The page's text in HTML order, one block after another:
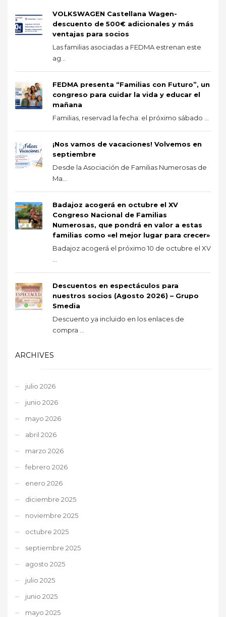
VOLKSWAGEN Castellana Wagen-
descuento de 500€ adicionales y más
ventajas para socios
Las familias asociadas a FEDMA estrenan este
ag...
FEDMA presenta “Familias con Futuro”, un
congreso para cuidar la vida y educar el
mañana
Familias, reservad la fecha: el próximo sábado ...
¡Nos vamos de vacaciones! Volvemos en
septiembre
Desde la Asociación de Familias Numerosas de
Ma...
Badajoz acogerá en octubre el XV
Congreso Nacional de Familias
Numerosas, que pondrá en valor a estas
familias como «el mejor lugar para crecer»
Badajoz acogerá el próximo 10 de octubre el XV
Descuentos en espectáculos para
nuestros socios (Agosto 2026) – Grupo
Smedia
Descuento ya incluido en los enlaces de
compra ...
ARCHIVES
julio 2026
junio 2026
mayo 2026
abril 2026
marzo 2026
febrero 2026
enero 2026
diciembre 2025
noviembre 2025
octubre 2025
septiembre 2025
agosto 2025
julio 2025
junio 2025
mayo 2025